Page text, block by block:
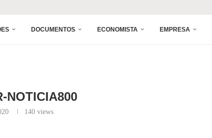
DOCUMENTOS ECONOMISTA EMPRESA
NOTICIA800
140views